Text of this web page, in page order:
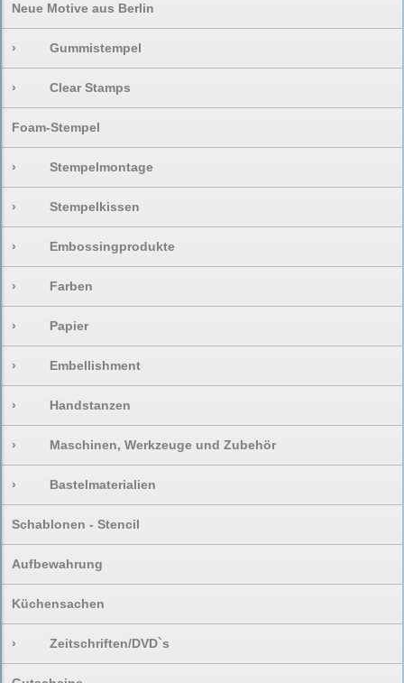
Neue Motive aus Berlin
› Gummistempel
› Clear Stamps
Foam-Stempel
› Stempelmontage
› Stempelkissen
› Embossingprodukte
› Farben
› Papier
› Embellishment
› Handstanzen
› Maschinen, Werkzeuge und Zubehör
› Bastelmaterialien
Schablonen - Stencil
Aufbewahrung
Küchensachen
› Zeitschriften/DVD`s